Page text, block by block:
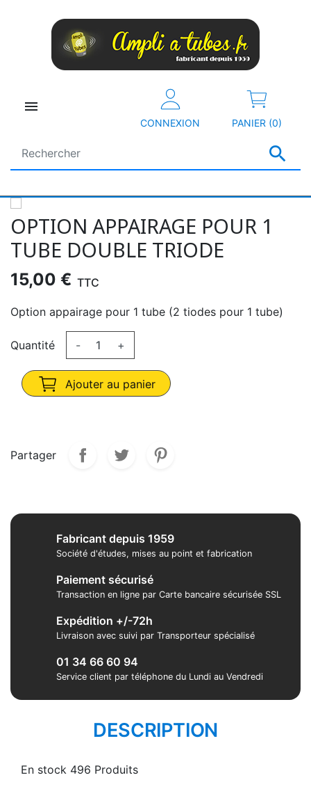


CONNEXION PANIER (0)
OPTION APPAIRAGE POUR 1
TUBE DOUBLE TRIODE
15,00 € TTC
Option appairage pour 1 tube (2 tiodes pour 1 tube)
Quantité - +
Ajouter au panier
Partager
Fabricant depuis 1959
Société d'études, mises au point et fabrication
Paiement sécurisé
Transaction en ligne par Carte bancaire sécurisée SSL
Expédition +/-72h
Livraison avec suivi par Transporteur spécialisé
01 34 66 60 94
Service client par téléphone du Lundi au Vendredi
DESCRIPTION
En stock 496 Produits